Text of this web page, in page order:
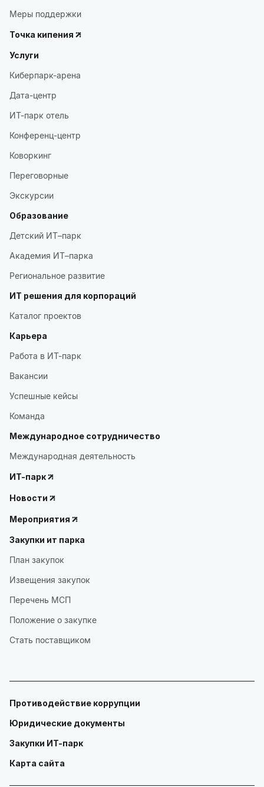
Меры поддержки
Точка кипения
Услуги
Киберпарк-арена
Дата-центр
ИТ-парк отель
Конференц-центр
Коворкинг
Переговорные
Экскурсии
Образование
Детский ИТ–парк
Академия ИТ–парка
Региональное развитие
ИТ решения для корпораций
Каталог проектов
Карьера
Работа в ИТ-парк
Вакансии
Успешные кейсы
Команда
Международное сотрудничество
Международная деятельность
ИТ-парк
Новости
Мероприятия
Закупки ит парка
План закупок
Извещения закупок
Перечень МСП
Положение о закупке
Стать поставщиком
Противодействие коррупции
Юридические документы
Закупки ИТ-парк
Карта сайта